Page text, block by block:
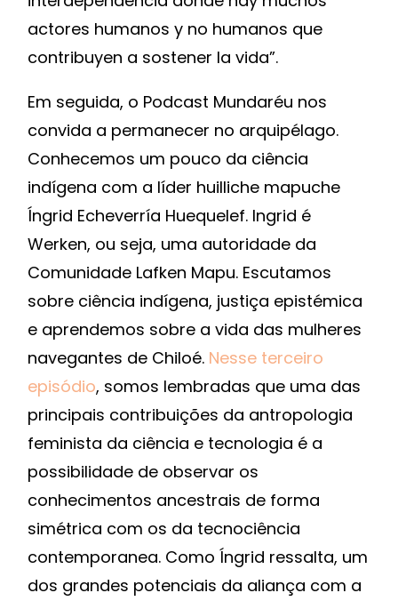
actores humanos y no humanos que
contribuyen a sostener la vida”.
Em seguida, o Podcast Mundaréu nos
convida a permanecer no arquipélago.
Conhecemos um pouco da ciência
indígena com a líder huilliche mapuche
Íngrid Echeverría Huequelef. Ingrid é
Werken, ou seja, uma autoridade da
Comunidade Lafken Mapu. Escutamos
sobre ciência indígena, justiça epistémica
e aprendemos sobre a vida das mulheres
navegantes de Chiloé. Nesse terceiro
episódio, somos lembradas que uma das
principais contribuições da antropologia
feminista da ciência e tecnologia é a
possibilidade de observar os
conhecimentos ancestrais de forma
simétrica com os da tecnociência
contemporanea. Como Íngrid ressalta, um
dos grandes potenciais da aliança com a